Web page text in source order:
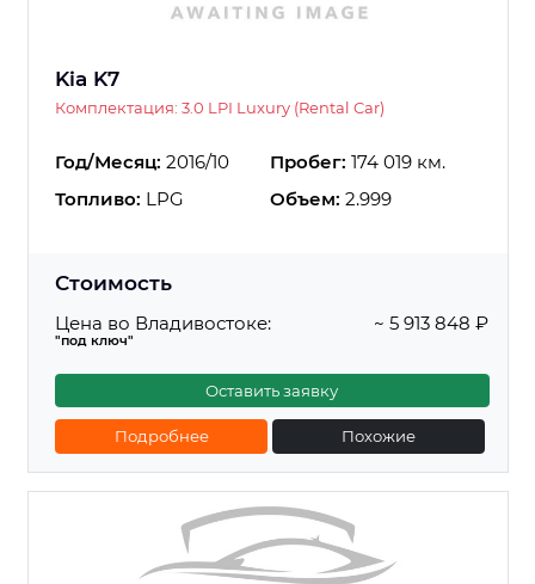
Kia K7
Комплектация: 3.0 LPI Luxury (Rental Car)
Год/Месяц: 2016/10 Пробег: 174 019 км.
Топливо: LPG Объем: 2.999
Стоимость
Цена во Владивостоке:
"под ключ"
~ 5 913 848 ₽
Оставить заявку
Подробнее Похожие